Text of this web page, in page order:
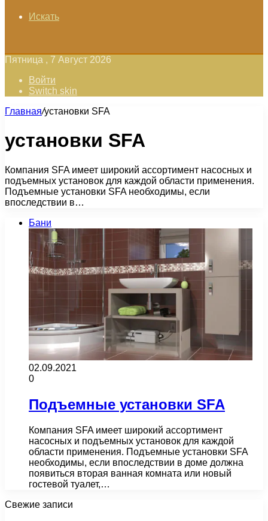
Искать
Пятница , 7 Август 2026
Войти
Switch skin
Главная/установки SFA
установки SFA
Компания SFA имеет широкий ассортимент насосных и
подъемных установок для каждой области применения.
Подъемные установки SFA необходимы, если
впоследствии в…
Бани
02.09.2021
0
Подъемные установки SFA
Компания SFA имеет широкий ассортимент
насосных и подъемных установок для каждой
области применения. Подъемные установки SFA
необходимы, если впоследствии в доме должна
появиться вторая ванная комната или новый
гостевой туалет,…
Свежие записи